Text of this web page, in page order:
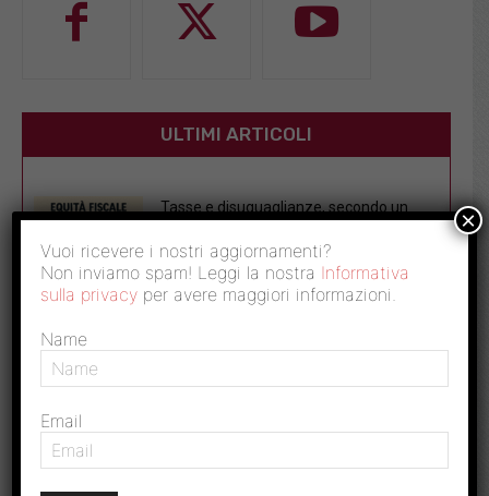
ULTIMI ARTICOLI
Tasse e disuguaglianze, secondo un
30 Luglio 2026
subito...
22 Luglio 2026
Vuoi ricevere i nostri aggiornamenti?
Non inviamo spam! Leggi la nostra Informativa
sulla privacy per avere maggiori informazioni.
Name
Email
×